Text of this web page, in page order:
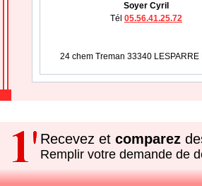
Soyer Cyril
Tél 05.56.41.25.72
24 chem Treman 33340 LESPARRE
Recevez et comparez
Remplir votre demande de